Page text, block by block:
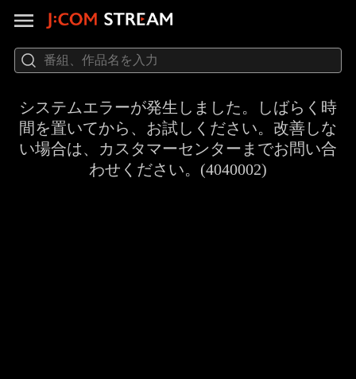
システムエラーが発生しました。しばらく時
間を置いてから、お試しください。改善しな
い場合は、カスタマーセンターまでお問い合
わせください。(4040002)